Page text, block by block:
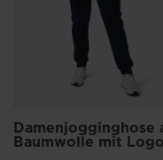
Damenjogginghose
Baumwolle mit Logo